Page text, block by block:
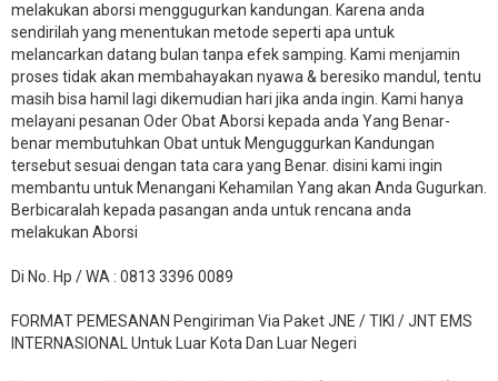
melakukan aborsi menggugurkan kandungan. Karena anda
sendirilah yang menentukan metode seperti apa untuk
melancarkan datang bulan tanpa efek samping. Kami menjamin
proses tidak akan membahayakan nyawa & beresiko mandul, tentu
masih bisa hamil lagi dikemudian hari jika anda ingin. Kami hanya
melayani pesanan Oder Obat Aborsi kepada anda Yang Benar-
benar membutuhkan Obat untuk Menguggurkan Kandungan
tersebut sesuai dengan tata cara yang Benar. disini kami ingin
membantu untuk Menangani Kehamilan Yang akan Anda Gugurkan.
Berbicaralah kepada pasangan anda untuk rencana anda
melakukan Aborsi
Di No. Hp / WA : 0813 3396 0089
FORMAT PEMESANAN Pengiriman Via Paket JNE / TIKI / JNT EMS
INTERNASIONAL Untuk Luar Kota Dan Luar Negeri